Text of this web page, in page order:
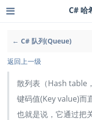
← C# 队列(Queue)
C#
返回上一级
散列表（Hash table
键码值(Key value)而
也就是说，它通过把